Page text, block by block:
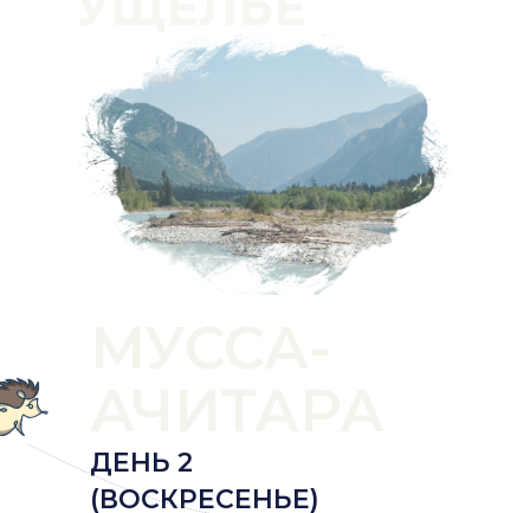
ДЕНЬ 2
(ВОСКРЕСЕНЬЕ)